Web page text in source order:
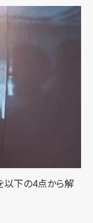
以下の4点から解